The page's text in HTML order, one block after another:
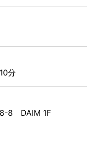
分
8 DAIM 1F